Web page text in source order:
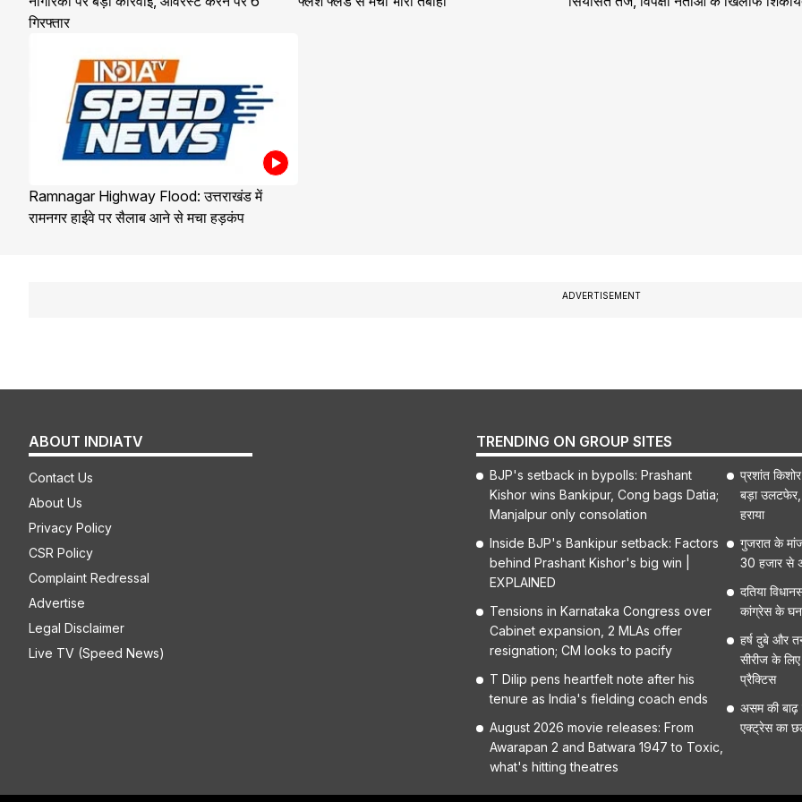
गिरफ्तार
Ramnagar Highway Flood: उत्तराखंड में
रामनगर हाईवे पर सैलाब आने से मचा हड़कंप
ADVERTISEMENT
ABOUT INDIATV
Contact Us
About Us
Privacy Policy
CSR Policy
Complaint Redressal
Advertise
Legal Disclaimer
Live TV (Speed News)
TRENDING ON GROUP SITES
BJP's setback in bypolls: Prashant
Kishor wins Bankipur, Cong bags Datia;
Manjalpur only consolation
Inside BJP's Bankipur setback: Factors
behind Prashant Kishor's big win |
EXPLAINED
Tensions in Karnataka Congress over
Cabinet expansion, 2 MLAs offer
resignation; CM looks to pacify
T Dilip pens heartfelt note after his
tenure as India's fielding coach ends
August 2026 movie releases: From
Awarapan 2 and Batwara 1947 to Toxic,
what's hitting theatres
प्रशांत
बड़ा उलटफेर,
हराया
गुजरात के
30 हजार से
दतिया
कांग्रेस के
हर्ष दुबे और
सीरीज के
प्रैक्टिस
असम की बाढ़
एक्ट्रेस का